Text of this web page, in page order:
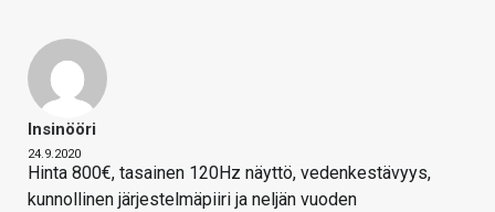
Insinööri
24.9.2020
Hinta 800€, tasainen 120Hz näyttö, vedenkestävyys,
kunnollinen järjestelmäpiiri ja neljän vuoden